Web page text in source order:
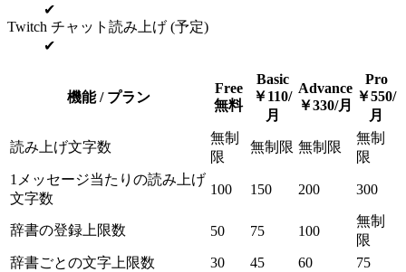
✔
Twitch チャット読み上げ (予定)
✔
機能 / プラン
Free
無料
Basic
￥110/
月
Advance
￥330/月
Pro
￥550/
月
読み上げ文字数
無制
限
無制限 無制限
無制
限
1メッセージ当たりの読み上げ
文字数
100 150 200 300
辞書の登録上限数 50 75 100
無制
限
辞書ごとの文字上限数
30 45 60 75